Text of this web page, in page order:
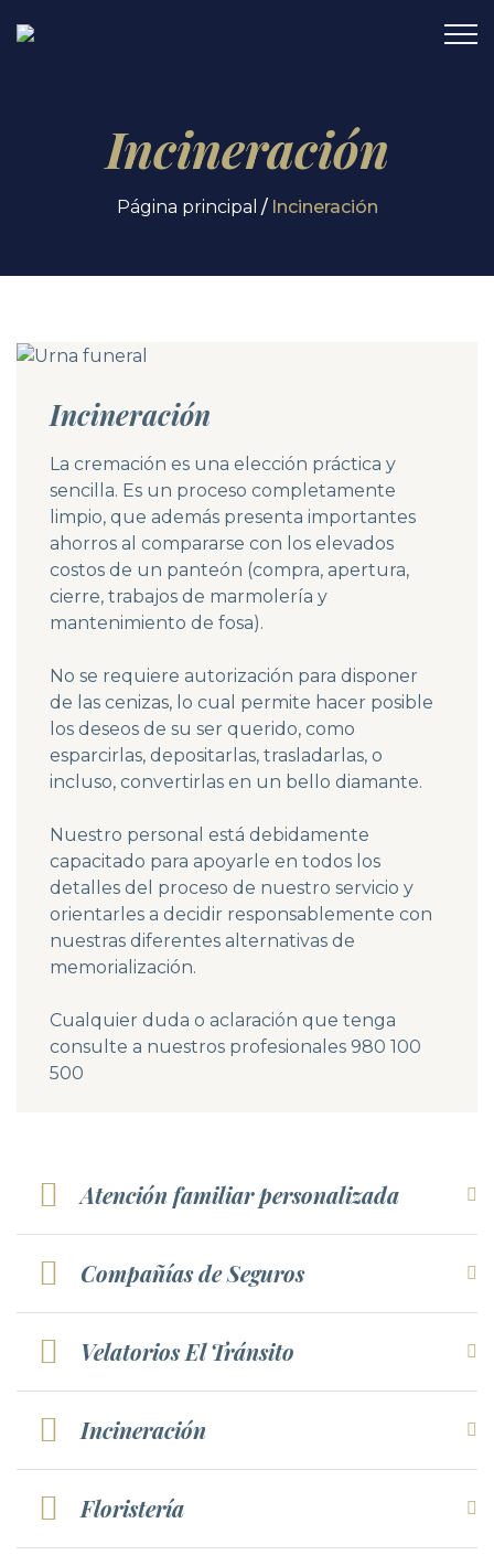
Incineración
Página principal Incineración
Incineración
La cremación es una elección práctica y
sencilla. Es un proceso completamente
limpio, que además presenta importantes
ahorros al compararse con los elevados
costos de un panteón (compra, apertura,
cierre, trabajos de marmolería y
mantenimiento de fosa).
No se requiere autorización para disponer
de las cenizas, lo cual permite hacer posible
los deseos de su ser querido, como
esparcirlas, depositarlas, trasladarlas, o
incluso, convertirlas en un bello diamante.
Nuestro personal está debidamente
capacitado para apoyarle en todos los
detalles del proceso de nuestro servicio y
orientarles a decidir responsablemente con
nuestras diferentes alternativas de
memorialización.
Cualquier duda o aclaración que tenga
consulte a nuestros profesionales 980 100
500
Atención familiar personalizada
Compañías de Seguros
Velatorios El Tránsito
Incineración
Floristería